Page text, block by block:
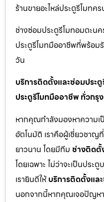
ร้านขายอะไหล่ประตูรีโมท
ช่างซ่อมประตูรีโมทอมตะน
ประตูรีโมทมืออาชีพที่พร้อ
วัน
บริการติดตั้งและซ่อมประ
ประตูรีโมทมืออาชีพ ทั่วกรุ
หากคุณกำลังมองหาความ
อัตโนมัติ เราคือผู้เชี่ยวชาญที่
ยาวนาน โดยมีทีม ช่างติดตั้
โดยเฉพาะ ไม่ว่าจะเป็นปร
เรายินดีให้บริการติดตั้งแล
นอกจากนี้หากคุณเจอปัญหา